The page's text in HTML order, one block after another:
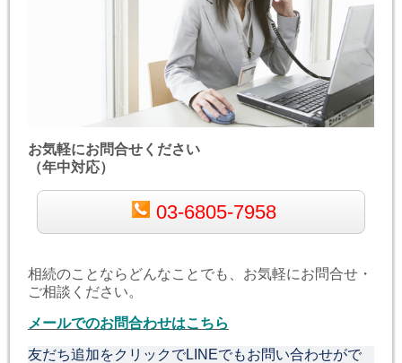
お気軽にお問合せください
（年中対応）
03-6805-7958
相続のことならどんなことでも、お気軽にお問合せ・
ご相談ください。
メールでのお問合わせはこちら
友だち追加をクリックでLINEでもお問い合わせがで